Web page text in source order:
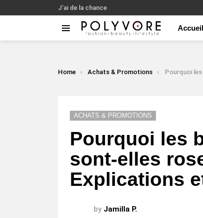
J’ai de la chance
Accueil
You are here:
Home Achats & Promotions Pourquoi les bougies de
ACHATS & PROMOTIONS
Pourquoi les
sont-elles
Explications
by Jamilla P.